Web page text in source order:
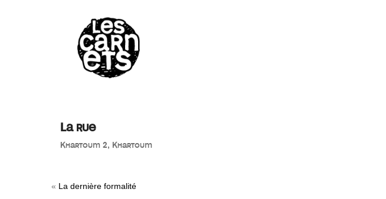
La rue
Khartoum 2, Khartoum
« La dernière formalité